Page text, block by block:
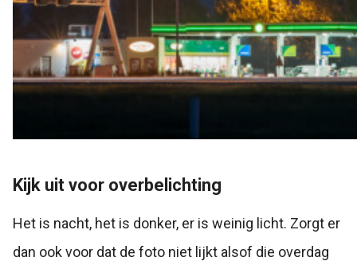
Kijk uit voor overbelichting
Het is nacht, het is donker, er is weinig licht. Zorgt er
dan ook voor dat de foto niet lijkt alsof die overdag